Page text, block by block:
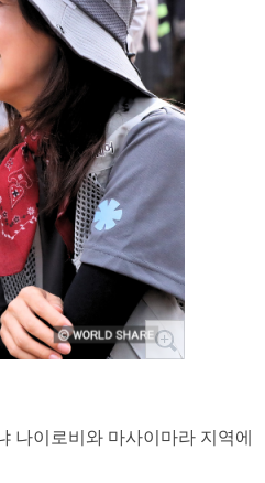
나이로비와 마사이마라 지역에